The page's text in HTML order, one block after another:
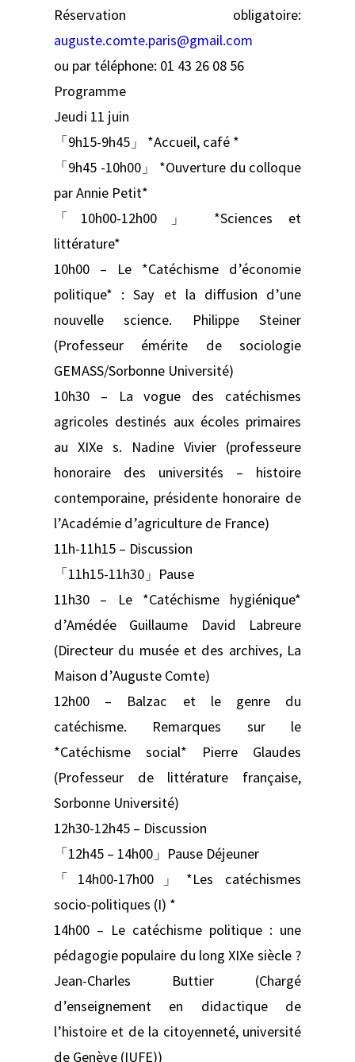
Réservation obligatoire:
auguste.comte.paris@gmail.com
ou par téléphone: 01 43 26 08 56
Programme
Jeudi 11 juin
「9h15-9h45」 *Accueil, café *
「9h45 -10h00」 *Ouverture du colloque
par Annie Petit*
「10h00-12h00」 *Sciences et
littérature*
10h00 – Le *Catéchisme d’économie
politique* : Say et la diffusion d’une
nouvelle science. Philippe Steiner
(Professeur émérite de sociologie
GEMASS/Sorbonne Université)
10h30 – La vogue des catéchismes
agricoles destinés aux écoles primaires
au XIXe s. Nadine Vivier (professeure
honoraire des universités – histoire
contemporaine, présidente honoraire de
l’Académie d’agriculture de France)
11h-11h15 – Discussion
「11h15-11h30」Pause
11h30 – Le *Catéchisme hygiénique*
d’Amédée Guillaume David Labreure
(Directeur du musée et des archives, La
Maison d’Auguste Comte)
12h00 – Balzac et le genre du
catéchisme. Remarques sur le
*Catéchisme social* Pierre Glaudes
(Professeur de littérature française,
Sorbonne Université)
12h30-12h45 – Discussion
「12h45 – 14h00」Pause Déjeuner
「14h00-17h00」*Les catéchismes
socio-politiques (I) *
14h00 – Le catéchisme politique : une
pédagogie populaire du long XIXe siècle ?
Jean-Charles Buttier (Chargé
d’enseignement en didactique de
l’histoire et de la citoyenneté, université
de Genève (IUFE))